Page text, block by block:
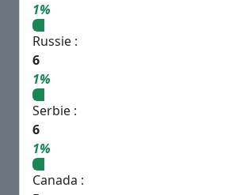
1%
Russie :
6
1%
Serbie :
6
1%
Canada :